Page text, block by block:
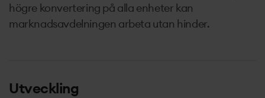
högre konvertering på alla enheter kan
marknadsavdelningen arbeta utan hinder.
Utveckling